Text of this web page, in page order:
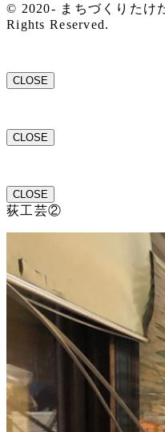
© 2020- まちづくりたけ
Rights Reserved.
CLOSE
CLOSE
CLOSE
荻工芸②